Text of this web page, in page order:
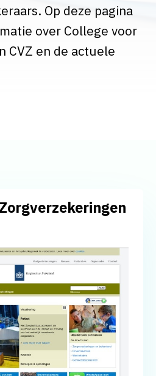
Op deze pagina
over College voor
CVZ en de actuele